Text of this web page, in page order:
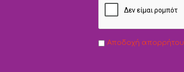
Αποδοχή απορρήτου